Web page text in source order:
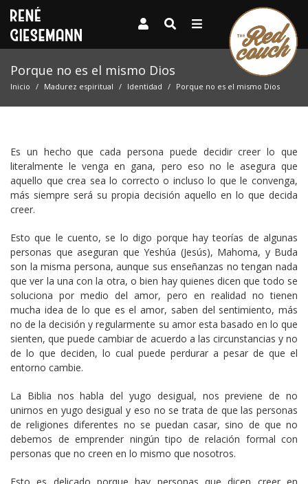
Porque no es el mismo Dios
Inicio Madurez espiritual Identidad Porque no es el mismo Dios
Es un hecho que cada persona puede decidir creer lo que
literalmente le venga en gana, pero eso no le asegura que
aquello que crea sea lo correcto o incluso lo que le convenga,
más siempre será su propia decisión aquello en lo que decida
creer.
Esto que le cuento, se lo digo porque hay teorías de algunas
personas que aseguran que Yeshúa (Jesús), Mahoma, y Buda
son la misma persona, aunque sus enseñanzas no tengan nada
que ver la una con la otra, o bien hay quienes dicen que todo se
soluciona por medio del amor, pero en realidad no tienen
mucha idea de lo que es el amor, saben del sentimiento, más
no de la decisión y regularmente su amor esta basado en lo que
sienten, que puede cambiar de acuerdo a las circunstancias y no
de lo que deciden, lo cual puede perdurar a pesar de que el
entorno cambie.
La Biblia nos habla del yugo desigual, nos previene de no
unirnos en yugo desigual y eso no se trata de que las personas
de religiones diferentes no se puedan casar, sino de que no
debemos de emprender ningún tipo de relación formal con
personas que no creen en lo mismo que nosotros.